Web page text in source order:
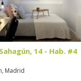
14 - Hab. #4
Madrid